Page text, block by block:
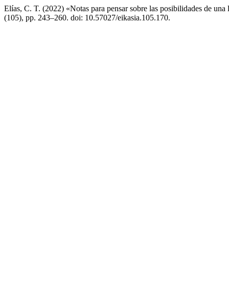
Elías, C. T. (2022) «Notas para pensar sobre las posibilidades de
(105), pp. 243–260. doi: 10.57027/eikasia.105.170.